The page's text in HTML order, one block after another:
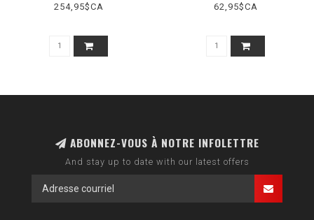
254,95$CA 62,95$CA
ABONNEZ-VOUS À NOTRE INFOLETTRE
And stay up to date with our latest offers